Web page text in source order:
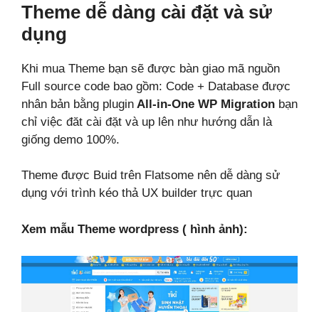
Theme dễ dàng cài đặt và sử
dụng
Khi mua Theme bạn sẽ được bàn giao mã nguồn
Full source code bao gồm: Code + Database được
nhân bản bằng plugin All-in-One WP Migration bạn
chỉ việc đăt cài đặt và up lên như hướng dẫn là
giống demo 100%.
Theme được Buid trên Flatsome nên dễ dàng sử
dụng với trình kéo thả UX builder trực quan
Xem mẫu Theme wordpress ( hình ảnh):